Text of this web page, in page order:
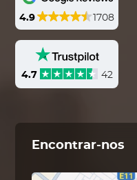
4.9 1708
4.7 42
Encontrar-nos